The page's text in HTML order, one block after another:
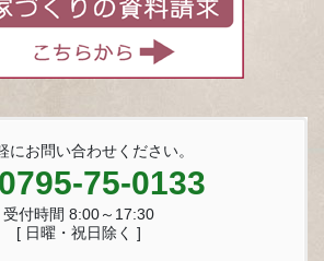
にお問い合わせください。
0795-75-0133
受付時間 8:00～17:30
[ 日曜・祝日除く ]